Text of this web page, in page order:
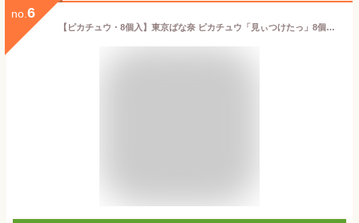
no. 6
【ピカチュウ・8個入】東京ばな奈 ピカチュウ「見ぃつけたっ」8個入 定番 東京土産 手土産 お供え物 お菓子 銘菓 東京ばなな※パッケージはランダムでございます。